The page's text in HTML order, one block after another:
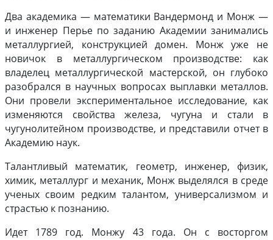
Два академика — математики Вандермонд и Монж —
и инженер Перье по заданию Академии занимались
металлургией, конструкцией домен. Монж уже не
новичок в металлургическом производстве: как
владелец металлургической мастерской, он глубоко
разобрался в научных вопросах выплавки металлов.
Они провели экспериментальное исследование, как
изменяются свойства железа, чугуна и стали в
чугунолитейном производстве, и представили отчет в
Академию наук.
Талантливый математик, геометр, инженер, физик,
химик, металлург и механик, Монж выделялся в среде
ученых своим редким талантом, универсализмом и
страстью к познанию.
Идет 1789 год. Монжу 43 года. Он с восторгом